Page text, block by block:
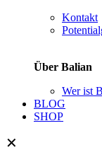
Kontakt
Über Balian
Wer ist
BLOG
SHOP
✕